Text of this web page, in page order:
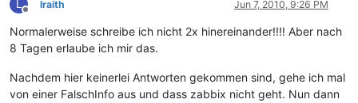
L
Offline
lraith Jun 7, 2010, 9:26 PM
Normalerweise schreibe ich nicht 2x hinereinander!!!! Aber nach
8 Tagen erlaube ich mir das.
Nachdem hier keinerlei Antworten gekommen sind, gehe ich mal
von einer FalschInfo aus und dass zabbix nicht geht. Nun dann